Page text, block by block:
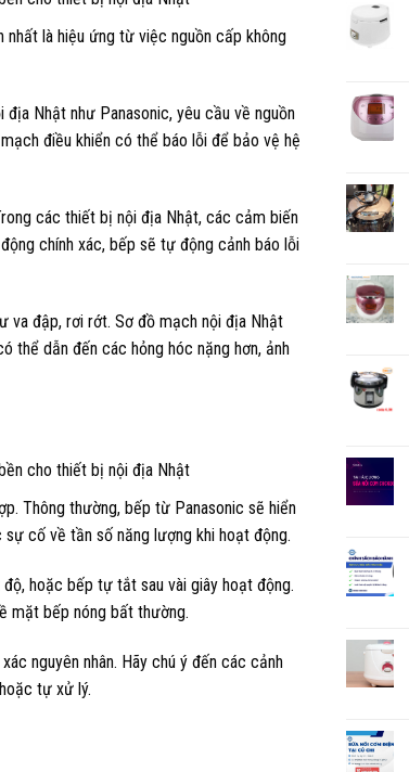
là hiệu ứng từ việc nguồn cấp không
Nhật như Panasonic, yêu cầu về nguồn
điều khiển có thể báo lỗi để bảo vệ hệ
các thiết bị nội địa Nhật, các cảm biến
chính xác, bếp sẽ tự động cảnh báo lỗi
va đập, rơi rớt. Sơ đồ mạch nội địa Nhật
thể dẫn đến các hỏng hóc nặng hơn, ảnh
Thông thường, bếp từ Panasonic sẽ hiển
cố về tần số năng lượng khi hoạt động.
hoặc bếp tự tắt sau vài giây hoạt động.
mặt bếp nóng bất thường.
nguyên nhân. Hãy chú ý đến các cảnh
tự xử lý.